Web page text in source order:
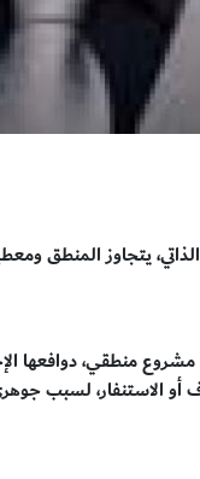
يتجاوز المنطق
منطقي، دوافعها
أو الاستنفار، لسبب